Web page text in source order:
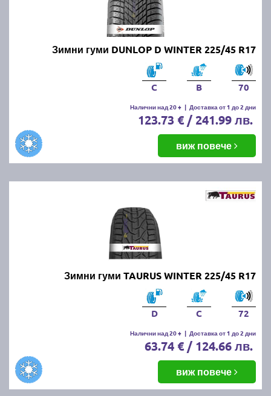
Зимни гуми DUNLOP D WINTER 225/45 R17
C B 70
Налични над 20 + | Доставка от 1 до 2 дни
123.73 € / 241.99 лв.
виж повече
Зимни гуми TAURUS WINTER 225/45 R17
D C 72
Налични над 20 + | Доставка от 1 до 2 дни
63.74 € / 124.66 лв.
виж повече